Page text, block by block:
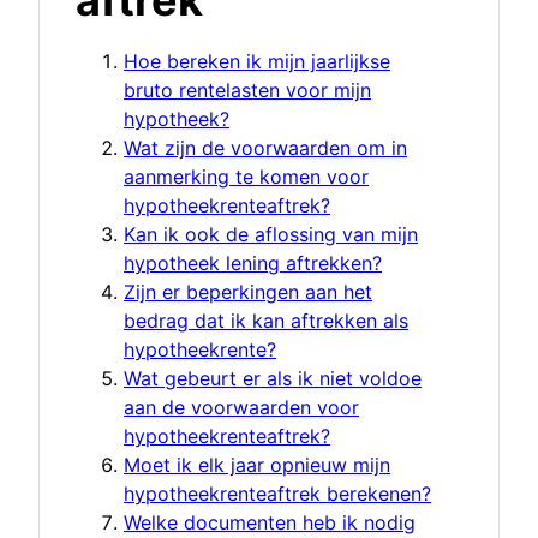
Hoe bereken ik mijn jaarlijkse
bruto rentelasten voor mijn
hypotheek?
Wat zijn de voorwaarden om in
aanmerking te komen voor
hypotheekrenteaftrek?
Kan ik ook de aflossing van mijn
hypotheek lening aftrekken?
Zijn er beperkingen aan het
bedrag dat ik kan aftrekken als
hypotheekrente?
Wat gebeurt er als ik niet voldoe
aan de voorwaarden voor
hypotheekrenteaftrek?
Moet ik elk jaar opnieuw mijn
hypotheekrenteaftrek berekenen?
Welke documenten heb ik nodig